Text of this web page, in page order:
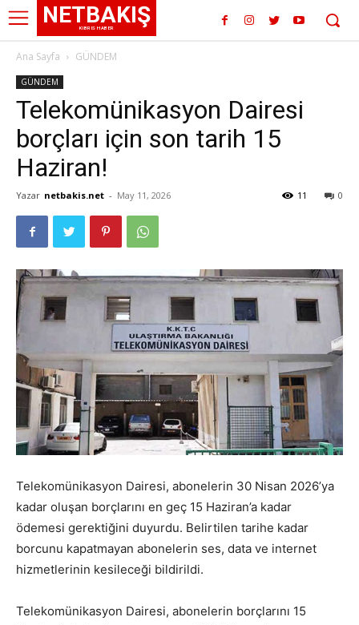
NETBAKIŞ
KIBRIS HABER
Ana Sayfa GÜNDEM
GÜNDEM
Telekomünikasyon Dairesi
borçları için son tarih 15
Haziran!
Yazar netbakis.net - May 11, 2026 0
11
Telekomünikasyon Dairesi, abonelerin 30 Nisan 2026’ya
kadar oluşan borçlarını en geç 15 Haziran’a kadar
ödemesi gerektiğini duyurdu. Belirtilen tarihe kadar
borcunu kapatmayan abonelerin ses, data ve internet
hizmetlerinin kesileceği bildirildi.
Telekomünikasyon Dairesi, abonelerin borçlarını 15